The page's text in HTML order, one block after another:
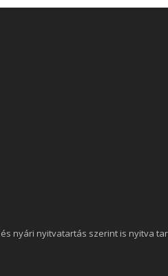
nyári nyitvatartás szerint is nyitva